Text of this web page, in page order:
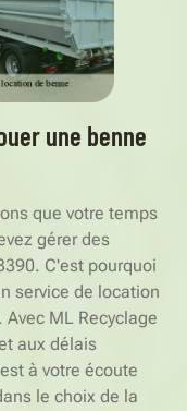
une benne
que votre temps
gérer des
C'est pourquoi
service de location
ML Recyclage
aux délais
à votre écoute
le choix de la